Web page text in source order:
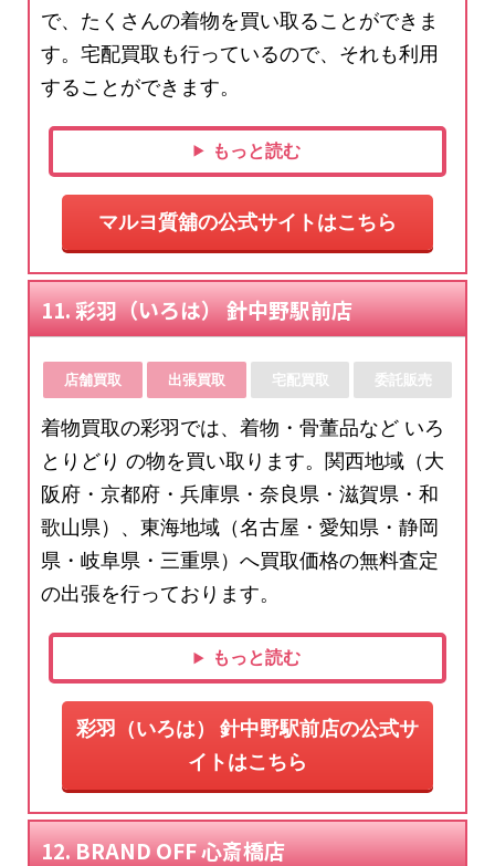
で、たくさんの着物を買い取ることができま
す。宅配買取も行っているので、それも利用
することができます。
もっと読む
マルヨ質舖の公式サイトはこちら
11. 彩羽（いろは） 針中野駅前店
店舗買取 出張買取 宅配買取 委託販売
着物買取の彩羽では、着物・骨董品など いろ
とりどり の物を買い取ります。関西地域（大
阪府・京都府・兵庫県・奈良県・滋賀県・和
歌山県）、東海地域（名古屋・愛知県・静岡
県・岐阜県・三重県）へ買取価格の無料査定
の出張を行っております。
もっと読む
彩羽（いろは） 針中野駅前店の公式サ
イトはこちら
12. BRAND OFF 心斎橋店